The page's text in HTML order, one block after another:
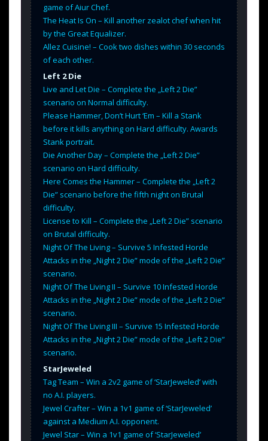
game of Aiur Chef.
The Heat Is On – Kill another zealot chef when hit
by the Great Equalizer.
Allez Cuisine! – Cook two dishes within 30 seconds
of each other.
Left 2 Die
Live and Let Die – Complete the „Left 2 Die”
scenario on Normal difficulty.
Please Hammer, Don’t Hurt ‘Em – Kill a Stank
before it kills anything on Hard difficulty. Awards
Stank portrait.
Die Another Day – Complete the „Left 2 Die”
scenario on Hard difficulty.
Here Comes the Hammer – Complete the „Left 2
Die” scenario before the fifth night on Brutal
difficulty.
License to Kill – Complete the „Left 2 Die” scenario
on Brutal difficulty.
Night Of The Living – Survive 5 Infested Horde
Attacks in the „Night 2 Die” mode of the „Left 2 Die”
scenario.
Night Of The Living II – Survive 10 Infested Horde
Attacks in the „Night 2 Die” mode of the „Left 2 Die”
scenario.
Night Of The Living III – Survive 15 Infested Horde
Attacks in the „Night 2 Die” mode of the „Left 2 Die”
scenario.
StarJeweled
Tag Team – Win a 2v2 game of ‘StarJeweled’ with
no A.I. players.
Jewel Crafter – Win a 1v1 game of ‘StarJeweled’
against a Medium A.I. opponent.
Jewel Star – Win a 1v1 game of ‘StarJeweled’